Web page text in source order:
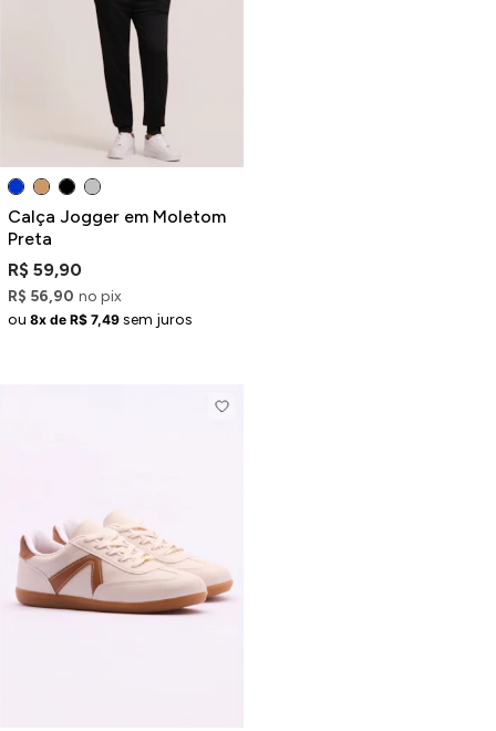
Calça Jogger em Moletom
Preta
R$ 59,90
R$ 56,90 no pix
ou 8x de R$ 7,49 sem juros